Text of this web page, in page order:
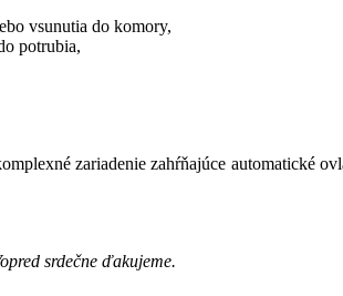
vsunutia do komory,
potrubia,
zariadenie zahŕňajúce automatické
srdečne ďakujeme.